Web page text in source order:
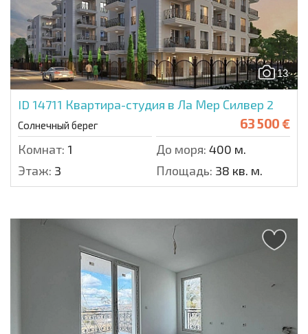
13
ID 14711 Квартира-студия в Ла Мер Силвер 2
Солнечный берег 63 500 €
Комнат: 1 До моря: 400 м.
Этаж: 3 Площадь: 38 кв. м.